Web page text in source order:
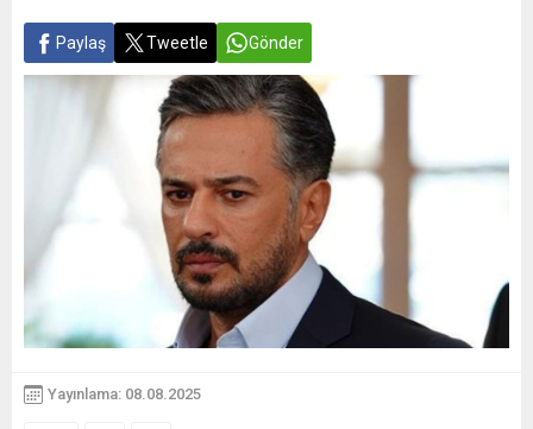
Paylaş Tweetle Gönder
Yayınlama: 08.08.2025